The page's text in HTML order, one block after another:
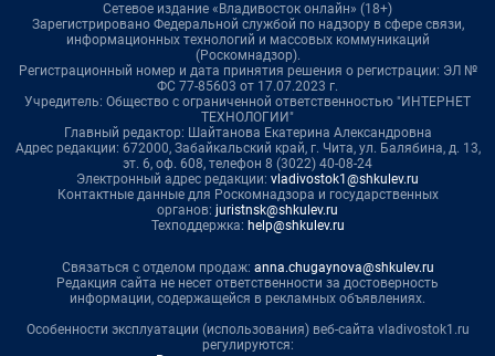
Сетевое издание «Владивосток онлайн» (18+)
Зарегистрировано Федеральной службой по надзору в сфере связи,
информационных технологий и массовых коммуникаций
(Роскомнадзор).
Регистрационный номер и дата принятия решения о регистрации: ЭЛ №
ФС 77-85603 от 17.07.2023 г.
Учредитель: Общество с ограниченной ответственностью "ИНТЕРНЕТ
ТЕХНОЛОГИИ"
Главный редактор: Шайтанова Екатерина Александровна
Адрес редакции: 672000, Забайкальский край, г. Чита, ул. Балябина, д. 13,
эт. 6, оф. 608, телефон 8 (3022) 40-08-24
Электронный адрес редакции: vladivostok1@shkulev.ru
Контактные данные для Роскомнадзора и государственных
органов: juristnsk@shkulev.ru
Техподдержка: help@shkulev.ru
Связаться с отделом продаж: anna.chugaynova@shkulev.ru
Редакция сайта не несет ответственности за достоверность
информации, содержащейся в рекламных объявлениях.
Особенности эксплуатации (использования) веб-сайта vladivostok1.ru
регулируются: